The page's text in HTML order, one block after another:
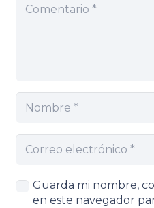
Guarda mi nombre,
en este navegador